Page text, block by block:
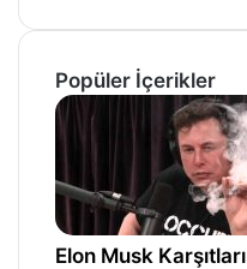
Popüler İçerikler
Elon Musk